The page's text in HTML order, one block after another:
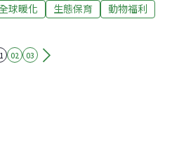
的景象，未來可能會愈來愈
球暖化 生態保育 動物福利
02 03